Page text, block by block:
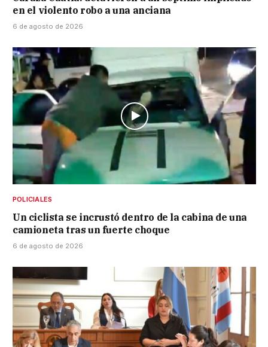
en el violento robo a una anciana
6 de agosto de 2026
POLICIALES
Un ciclista se incrustó dentro de la cabina de una
camioneta tras un fuerte choque
6 de agosto de 2026